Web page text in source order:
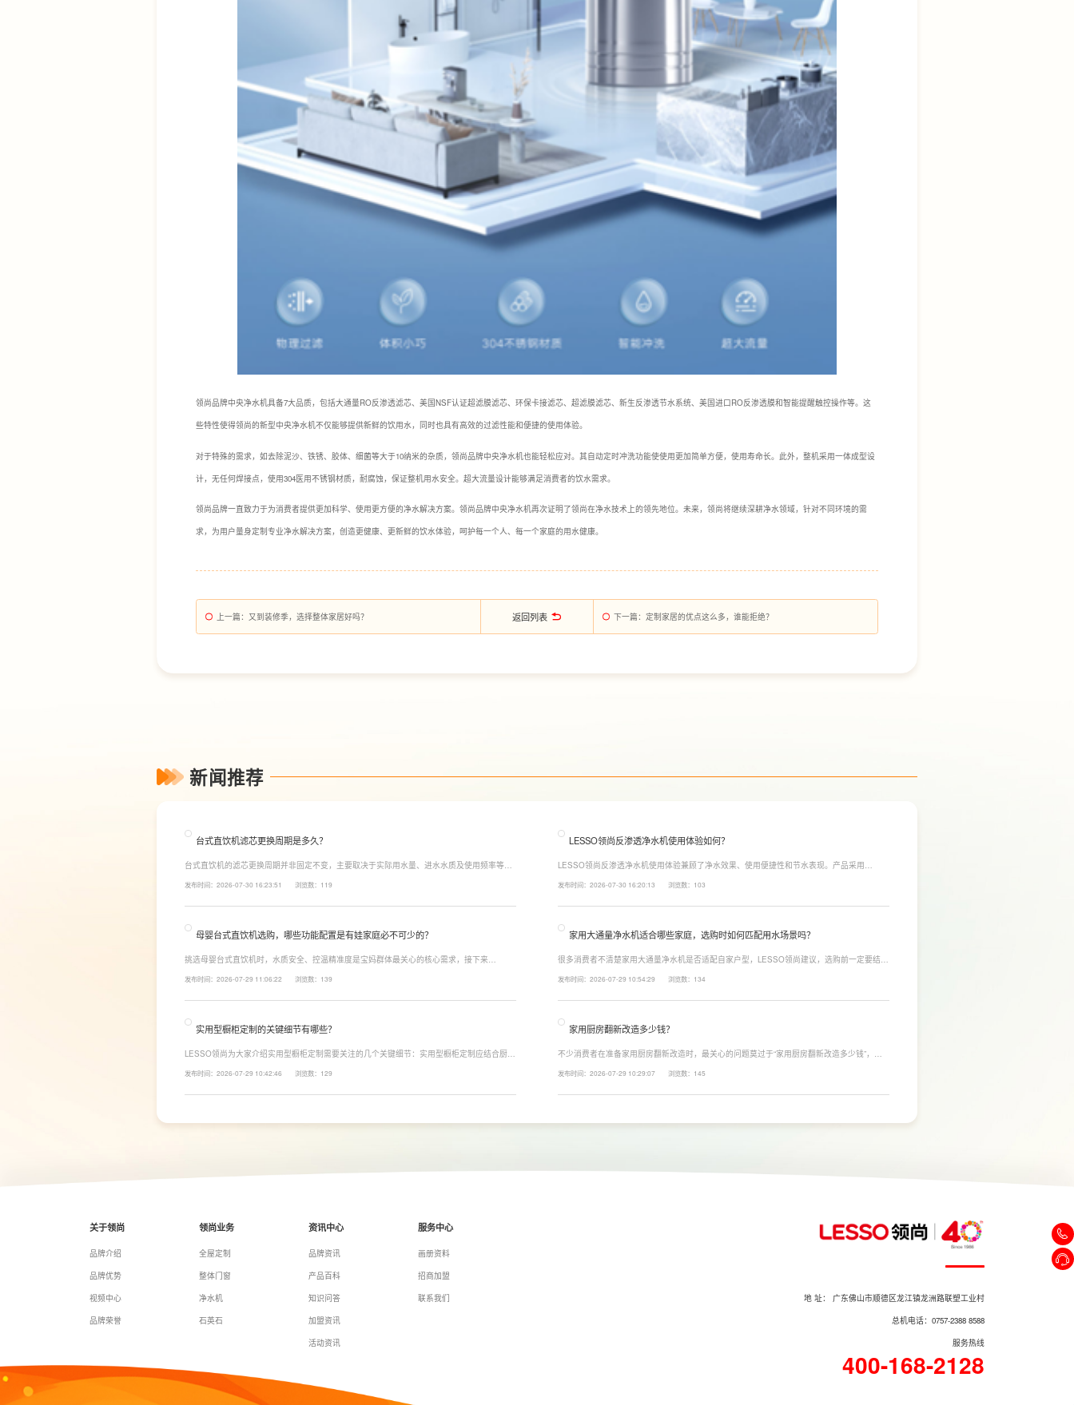
领尚品牌中央净水机具备7大品质，包括大通量RO反渗透滤芯、美国NSF认证超滤膜滤芯、环保卡接滤芯、超滤膜滤芯、新生反渗透节水系统、美国进口RO反渗透膜和智能提醒触控操作等。这
些特性使得领尚的新型中央净水机不仅能够提供新鲜的饮用水，同时也具有高效的过滤性能和便捷的使用体验。
对于特殊的需求，如去除泥沙、铁锈、胶体、细菌等大于10纳米的杂质，领尚品牌中央净水机也能轻松应对。其自动定时冲洗功能使使用更加简单方便，使用寿命长。此外，整机采用一体成型设
计，无任何焊接点，使用304医用不锈钢材质，耐腐蚀，保证整机用水安全。超大流量设计能够满足消费者的饮水需求。
领尚品牌一直致力于为消费者提供更加科学、使用更方便的净水解决方案。领尚品牌中央净水机再次证明了领尚在净水技术上的领先地位。未来，领尚将继续深耕净水领域，针对不同环境的需
求，为用户量身定制专业净水解决方案，创造更健康、更新鲜的饮水体验，呵护每一个人、每一个家庭的用水健康。
上一篇：又到装修季，选择整体家居好吗？ 返回列表 下一篇：定制家居的优点这么多，谁能拒绝？
新闻推荐
台式直饮机滤芯更换周期是多久？
台式直饮机的滤芯更换周期并非固定不变，主要取决于实际用水量、进水水质及使用频率等因
命相对较长，通常在2至3年左右，而后置活性炭滤芯则建议每年更换一次以保障出水口感。
发布时间：2026-07-30 16:23:51 浏览数：119
LESSO领尚反渗透净水机使用体验如何？
LESSO领尚反渗透净水机使用体验兼顾了净水效果、使用便捷性和节水表现。产品采用
水，不仅满足厨房多场景用水需求，还有助于延长滤芯使用寿命。
发布时间：2026-07-30 16:20:13 浏览数：103
母婴台式直饮机选购，哪些功能配置是有娃家庭必不可少的？
挑选母婴台式直饮机时，水质安全、控温精准度是宝妈群体最关心的核心需求，接下来
同，机型需搭载多档精准控温功能，45℃低温冲奶、85℃泡辅食、100℃沸水冲泡茶饮一键切
发布时间：2026-07-29 11:06:22 浏览数：139
家用大通量净水机适合哪些家庭，选购时如何匹配用水场景吗？
很多消费者不清楚家用大通量净水机是否适配自家户型，LESSO领尚建议，选购前一定要结合
上之家，或是经常泡茶、冲奶、清洗果蔬，需要持续大量净水的用户。小户型、单人居住、日
发布时间：2026-07-29 10:54:29 浏览数：134
实用型橱柜定制的关键细节有哪些？
LESSO领尚为大家介绍实用型橱柜定制需要关注的几个关键细节：实用型橱柜定制应结合厨房
柜、地柜、高柜等收纳空间，并配置抽屉分区、拉篮、转角收纳等功能设计，提高空间利用
发布时间：2026-07-29 10:42:46 浏览数：129
家用厨房翻新改造多少钱？
不少消费者在准备家用厨房翻新改造时，最关心的问题莫过于“家用厨房翻新改造多少钱”，接
围、空间面积、材料品质、功能配置以及是否更换橱柜、电器、水电等因素影响。
发布时间：2026-07-29 10:29:07 浏览数：145
关于领尚
品牌介绍
品牌优势
视频中心
品牌荣誉
领尚业务
全屋定制
整体门窗
净水机
石英石
资讯中心
品牌资讯
产品百科
知识问答
加盟资讯
活动资讯
服务中心
画册资料
招商加盟
联系我们
地 址： 广东佛山市顺德区龙江镇龙洲路联塑工业村
总机电话：0757-2388 8588
服务热线
400-168-2128